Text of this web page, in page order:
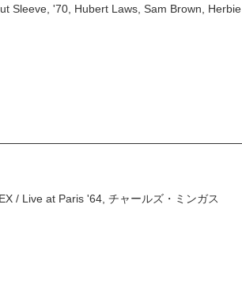
Sleeve, '70, Hubert Laws, Sam Brown, Herbie
/ Live at Paris '64, チャールズ・ミンガス